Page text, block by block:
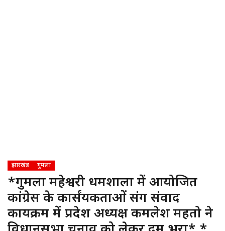
झारखंड गुमला
*गुमला महेश्वरी धर्मशाला में आयोजित
कांग्रेस के कार्संयकर्ताओं संग संवाद
कार्यक्रम में प्रदेश अध्यक्ष कमलेश महतो ने